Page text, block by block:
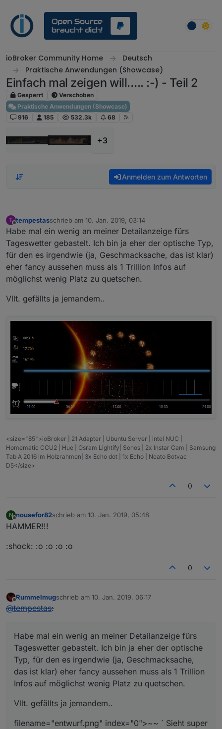
ioBroker Community Home
Deutsch
Praktische Anwendungen (Showcase)
Einfach mal zeigen will….. :-) - Teil 2
Gesperrt
Verschoben
Praktische Anwendungen (Showcase)
916
185 532.3k 68
+3
Anmelden zum Antworten
T
Offline
tempestasschrieb am 10. Jan. 2019, 03:14
zuletzt editiert von
Habe mal ein wenig an meiner Detailanzeige fürs
Tageswetter gebastelt. Ich bin ja eher der optische Typ,
für den es irgendwie (ja, Geschmacksache, das ist klar)
eher fancy aussehen muss als 1 Trillion Infos auf
möglichst wenig Platz zu quetschen.
Vllt. gefällts ja jemandem..
<size="85">ioBroker | 21 Adapter | Ubuntu Server | intel NUC |
Homematic CCU2 | Hue | Osram Lightify| Sonos | 2x Instar Cam | Samsung
Tab A 2016 im Holzrahmen| 3x Echo dot | 1x Echo | Neato Botvac
D5</size>
0
N
Offline
nousefor82schrieb am 10. Jan. 2019, 05:48
zuletzt editiert von
HAMMER!!!
:shock: :o :o :o :o
0
Offline
Rummelmugschrieb am 10. Jan. 2019, 06:17
zuletzt editiert von
@tempestas:
Habe mal ein wenig an meiner Detailanzeige fürs
Tageswetter gebastelt. Ich bin ja eher der optische
Typ, für den es irgendwie (ja, Geschmacksache,
das ist klar) eher fancy aussehen muss als 1 Trillion
Infos auf möglichst wenig Platz zu quetschen.
Vllt. gefällts ja jemandem..
filename="entwurf.png" index="0">~~ ` Sieht super